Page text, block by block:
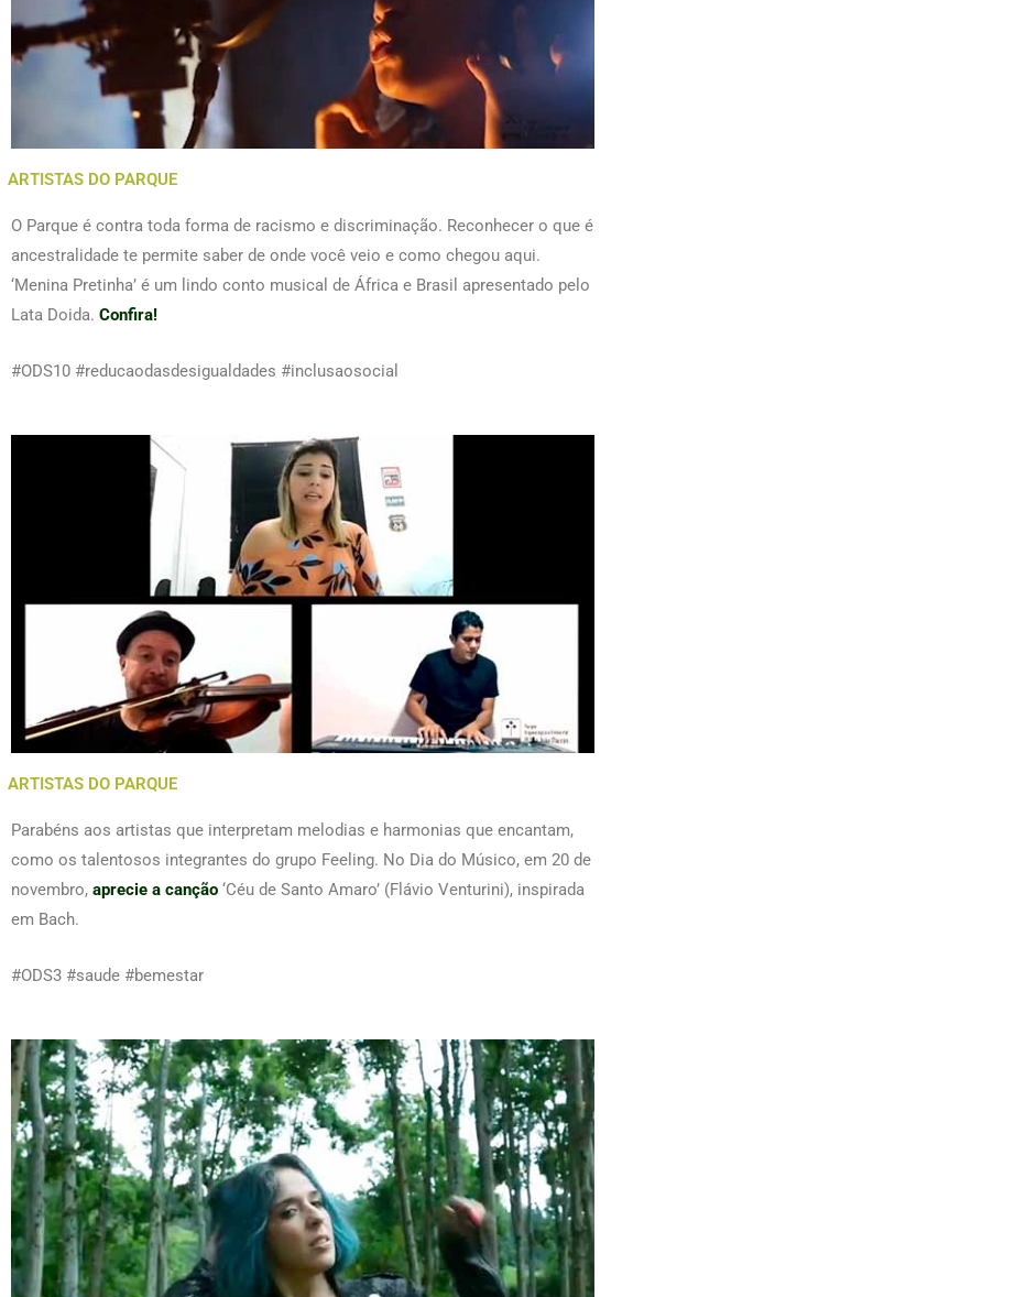
ARTISTAS DO PARQUE
O Parque é contra toda forma de racismo e discriminação. Reconhecer o que é
ancestralidade te permite saber de onde você veio e como chegou aqui.
‘Menina Pretinha’ é um lindo conto musical de África e Brasil apresentado pelo
Lata Doida. Confira!
#ODS10 #reducaodasdesigualdades #inclusaosocial
ARTISTAS DO PARQUE
Parabéns aos artistas que interpretam melodias e harmonias que encantam,
como os talentosos integrantes do grupo Feeling. No Dia do Músico, em 20 de
novembro, aprecie a canção ‘Céu de Santo Amaro’ (Flávio Venturini), inspirada
em Bach.
#ODS3 #saude #bemestar